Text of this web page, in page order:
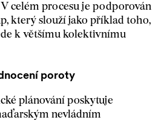
celém procesu je podporován
který slouží jako příklad toho,
k většímu kolektivnímu
poroty
plánování poskytuje
nevládním